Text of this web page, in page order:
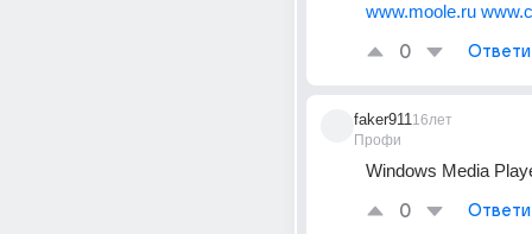
www.moole.ru
0
faker911
Профи
16лет
Windows Media
0